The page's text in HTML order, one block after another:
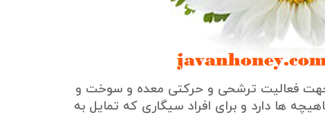
فعالیت ترشحی و حرکتی معده و سوخت و
ها دارد و برای افراد سیگاری که تمایل به